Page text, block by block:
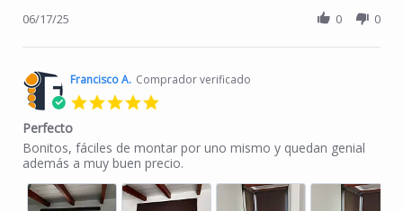
06/17/25 0 0
Francisco A. Comprador verificado
Perfecto
Review by Francisco A. on 15 Apr 2025
review stating Perfecto
Bonitos, fáciles de montar por uno mismo y quedan genial
además a muy buen precio.